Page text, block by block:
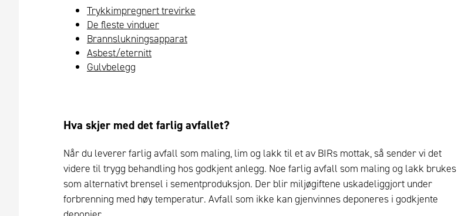
Trykkimpregnert trevirke
De fleste vinduer
Brannslukningsapparat
Asbest/eternitt
Gulvbelegg
Hva skjer med det farlig avfallet?
Når du leverer farlig avfall som maling, lim og lakk til et av BIRs mottak, så sender vi det
videre til trygg behandling hos godkjent anlegg. Noe farlig avfall som maling og lakk brukes
som alternativt brensel i sementproduksjon. Der blir miljøgiftene uskadeliggjort under
forbrenning med høy temperatur. Avfall som ikke kan gjenvinnes deponeres i godkjente